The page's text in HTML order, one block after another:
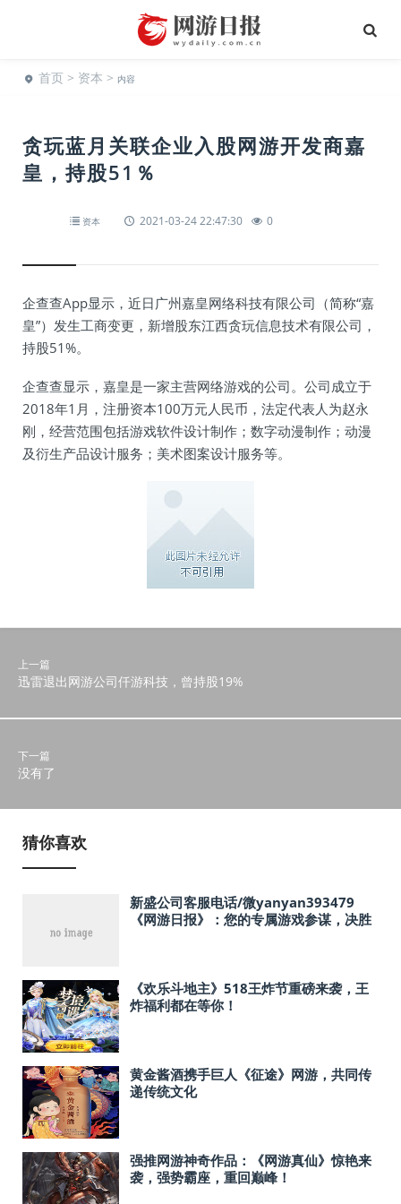
首页 > 资本 > 内容
贪玩蓝月关联企业入股网游开发商嘉
皇，持股51％
资本 2021-03-24 22:47:30 0
企查查App显示，近日广州嘉皇网络科技有限公司（简称“嘉
皇”）发生工商变更，新增股东江西贪玩信息技术有限公司，
持股51%。
企查查显示，嘉皇是一家主营网络游戏的公司。公司成立于
2018年1月，注册资本100万元人民币，法定代表人为赵永
刚，经营范围包括游戏软件设计制作；数字动漫制作；动漫
及衍生产品设计服务；美术图案设计服务等。
上一篇
迅雷退出网游公司仟游科技，曾持股19%
下一篇
没有了
猜你喜欢
新盛公司客服电话/微yanyan393479
《网游日报》：您的专属游戏参谋，决胜
《欢乐斗地主》518王炸节重磅来袭，王
炸福利都在等你！
黄金酱酒携手巨人《征途》网游，共同传
递传统文化
强推网游神奇作品：《网游真仙》惊艳来
袭，强势霸座，重回巅峰！